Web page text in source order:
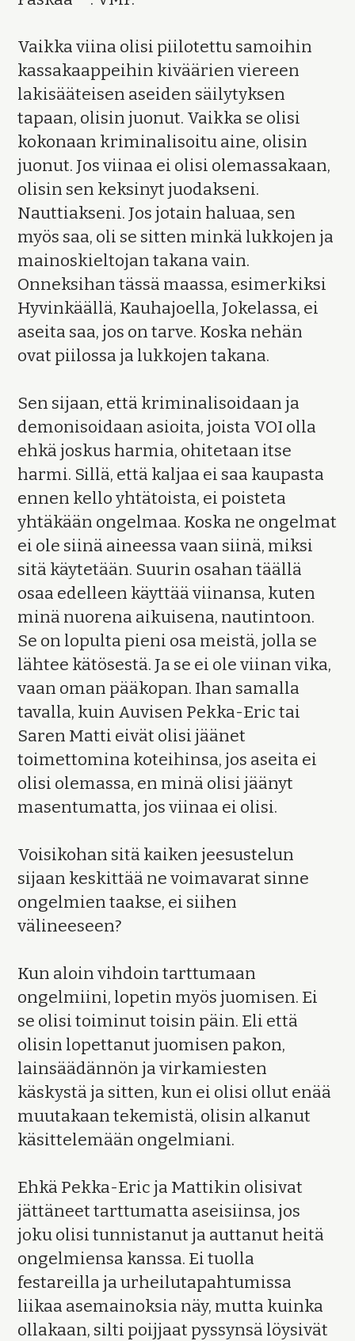
Vaikka viina olisi piilotettu samoihin
kassakaappeihin kiväärien viereen
lakisääteisen aseiden säilytyksen
tapaan, olisin juonut. Vaikka se olisi
kokonaan kriminalisoitu aine, olisin
juonut. Jos viinaa ei olisi olemassakaan,
olisin sen keksinyt juodakseni.
Nauttiakseni. Jos jotain haluaa, sen
myös saa, oli se sitten minkä lukkojen ja
mainoskieltojan takana vain.
Onneksihan tässä maassa, esimerkiksi
Hyvinkäällä, Kauhajoella, Jokelassa, ei
aseita saa, jos on tarve. Koska nehän
ovat piilossa ja lukkojen takana.
Sen sijaan, että kriminalisoidaan ja
demonisoidaan asioita, joista VOI olla
ehkä joskus harmia, ohitetaan itse
harmi. Sillä, että kaljaa ei saa kaupasta
ennen kello yhtätoista, ei poisteta
yhtäkään ongelmaa. Koska ne ongelmat
ei ole siinä aineessa vaan siinä, miksi
sitä käytetään. Suurin osahan täällä
osaa edelleen käyttää viinansa, kuten
minä nuorena aikuisena, nautintoon.
Se on lopulta pieni osa meistä, jolla se
lähtee kätösestä. Ja se ei ole viinan vika,
vaan oman pääkopan. Ihan samalla
tavalla, kuin Auvisen Pekka-Eric tai
Saren Matti eivät olisi jäänet
toimettomina koteihinsa, jos aseita ei
olisi olemassa, en minä olisi jäänyt
masentumatta, jos viinaa ei olisi.
Voisikohan sitä kaiken jeesustelun
sijaan keskittää ne voimavarat sinne
ongelmien taakse, ei siihen
välineeseen?
Kun aloin vihdoin tarttumaan
ongelmiini, lopetin myös juomisen. Ei
se olisi toiminut toisin päin. Eli että
olisin lopettanut juomisen pakon,
lainsäädännön ja virkamiesten
käskystä ja sitten, kun ei olisi ollut enää
muutakaan tekemistä, olisin alkanut
käsittelemään ongelmiani.
Ehkä Pekka-Eric ja Mattikin olisivat
jättäneet tarttumatta aseisiinsa, jos
joku olisi tunnistanut ja auttanut heitä
ongelmiensa kanssa. Ei tuolla
festareilla ja urheilutapahtumissa
liikaa asemainoksia näy, mutta kuinka
ollakaan, silti poijjaat pyssynsä löysivät